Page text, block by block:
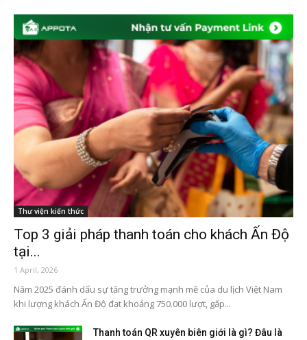
Thư viện kiến thức
Top 3 giải pháp thanh toán cho khách Ấn Độ
tại...
1 April, 2026
Năm 2025 đánh dấu sự tăng trưởng mạnh mẽ của du lịch Việt Nam
khi lượng khách Ấn Độ đạt khoảng 750.000 lượt, gấp...
Thanh toán QR xuyên biên giới là gì? Đâu là